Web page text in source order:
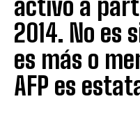
activo a
2014. No es
es más o
AFP es